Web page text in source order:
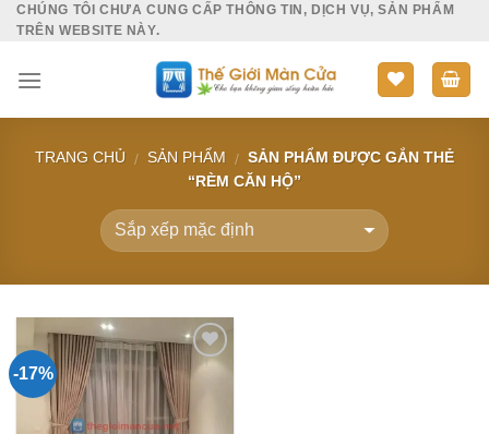
SkipCHÚNG TÔI CHƯA CUNG CẤP THÔNG TIN, DỊCH VỤ, SẢN PHẨM
TRÊN WEBSITE NÀY.
TRANG CHỦ / SẢN PHẨM / SẢN PHẨM ĐƯỢC GẮN THẺ
“RÈM CĂN HỘ”
-17%
Wishlist